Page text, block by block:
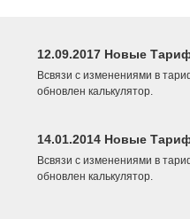
12.09.2017 Новые
Всвязи с изменениями в
обновлен калькулятор.
14.01.2014 Новые
Всвязи с изменениями в
обновлен калькулятор.